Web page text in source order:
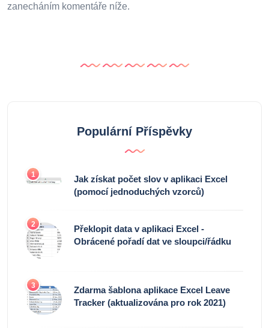
zanecháním komentáře níže.
Populární Příspěvky
1
Jak získat počet slov v aplikaci Excel
(pomocí jednoduchých vzorců)
2
Překlopit data v aplikaci Excel -
Obrácené pořadí dat ve sloupci/řádku
3
Zdarma šablona aplikace Excel Leave
Tracker (aktualizována pro rok 2021)